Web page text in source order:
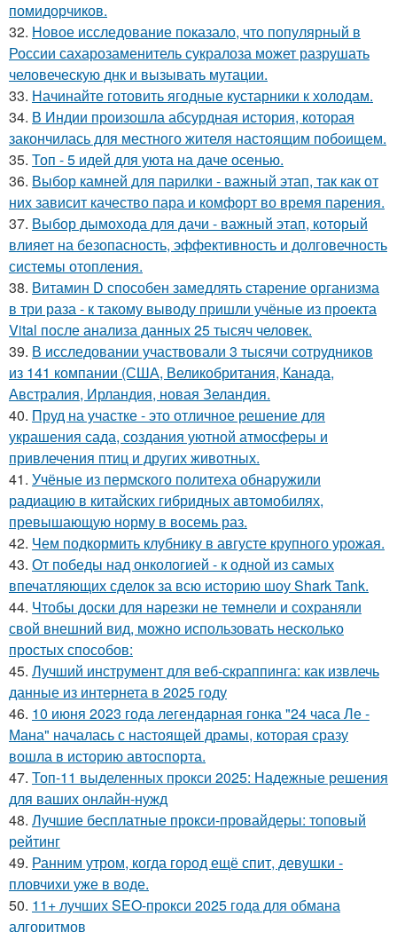
помидорчиков.
32. Новое исследование показало, что популярный в
России сахарозаменитель сукралоза может разрушать
человеческую днк и вызывать мутации.
33. Начинайте готовить ягодные кустарники к холодам.
34. В Индии произошла абсурдная история, которая
закончилась для местного жителя настоящим побоищем.
35. Топ - 5 идей для уюта на даче осенью.
36. Выбор камней для парилки - важный этап, так как от
них зависит качество пара и комфорт во время парения.
37. Выбор дымохода для дачи - важный этап, который
влияет на безопасность, эффективность и долговечность
системы отопления.
38. Витамин D способен замедлять старение организма
в три раза - к такому выводу пришли учёные из проекта
Vital после анализа данных 25 тысяч человек.
39. В исследовании участвовали 3 тысячи сотрудников
из 141 компании (США, Великобритания, Канада,
Австралия, Ирландия, новая Зеландия.
40. Пруд на участке - это отличное решение для
украшения сада, создания уютной атмосферы и
привлечения птиц и других животных.
41. Учёные из пермского политеха обнаружили
радиацию в китайских гибридных автомобилях,
превышающую норму в восемь раз.
42. Чем подкормить клубнику в августе крупного урожая.
43. От победы над онкологией - к одной из самых
впечатляющих сделок за всю историю шоу Shark Tank.
44. Чтобы доски для нарезки не темнели и сохраняли
свой внешний вид, можно использовать несколько
простых способов:
45. Лучший инструмент для веб-скраппинга: как извлечь
данные из интернета в 2025 году
46. 10 июня 2023 года легендарная гонка "24 часа Ле -
Мана" началась с настоящей драмы, которая сразу
вошла в историю автоспорта.
47. Топ-11 выделенных прокси 2025: Надежные решения
для ваших онлайн-нужд
48. Лучшие бесплатные прокси-провайдеры: топовый
рейтинг
49. Ранним утром, когда город ещё спит, девушки -
пловчихи уже в воде.
50. 11+ лучших SEO-прокси 2025 года для обмана
алгоритмов